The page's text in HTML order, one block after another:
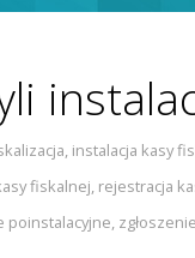
, instalacja kasy
fiskalnej, rejestracja
poinstalacyjne,